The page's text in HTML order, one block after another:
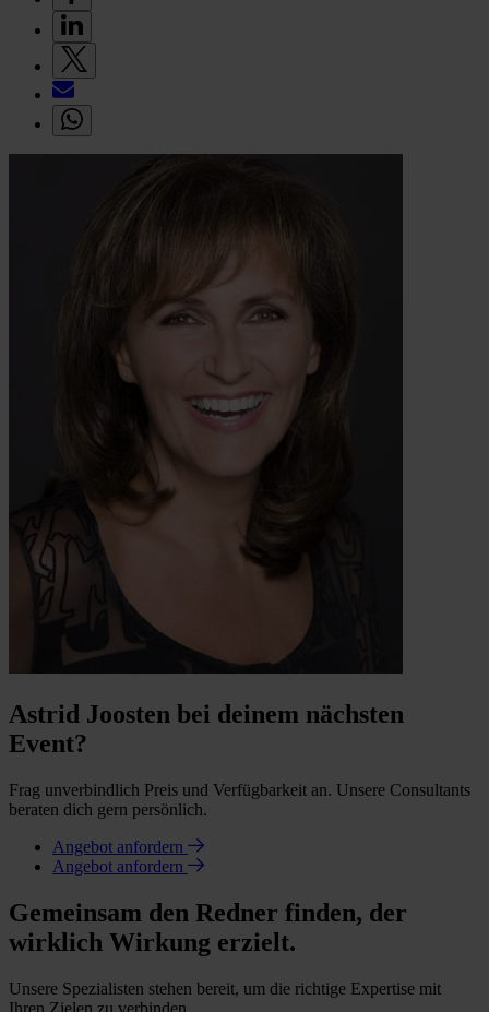
Astrid Joosten bei deinem nächsten
Event?
Frag unverbindlich Preis und Verfügbarkeit an. Unsere Consultants
beraten dich gern persönlich.
Angebot anfordern
Angebot anfordern
Gemeinsam den Redner finden, der
wirklich Wirkung erzielt.
Unsere Spezialisten stehen bereit, um die richtige Expertise mit
Ihren Zielen zu verbinden.